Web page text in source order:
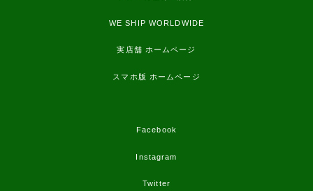
WE SHIP WORLDWIDE
実店舗 ホームページ
スマホ版 ホームページ
Facebook
Instagram
Twitter